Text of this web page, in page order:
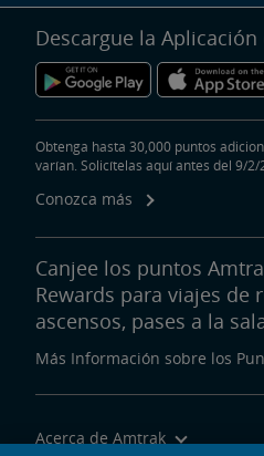
Descargue la Aplicación
Obtenga hasta 30,000 puntos
varían. Solicítelas aquí antes del 9/2/
Conozca más
Canjee los puntos
Rewards para viajes de
ascensos, pases a la
Más Información sobre los
Acerca de Amtrak